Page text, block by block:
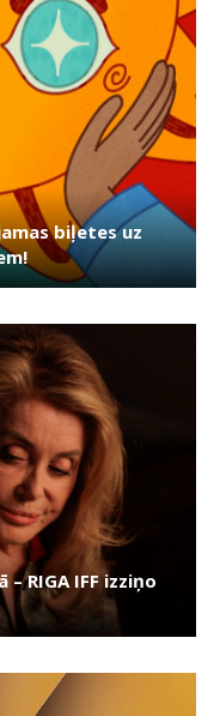
biļetes uz
RIGA IFF izziņo